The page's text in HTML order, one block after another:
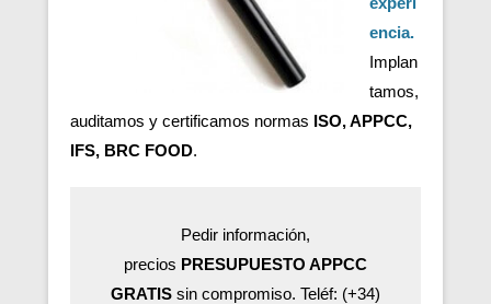
encia.
Implan
tamos,
auditamos y certificamos normas ISO, APPCC,
IFS, BRC FOOD.
Pedir información,
precios PRESUPUESTO APPCC
GRATIS sin compromiso. Teléf: (+34)